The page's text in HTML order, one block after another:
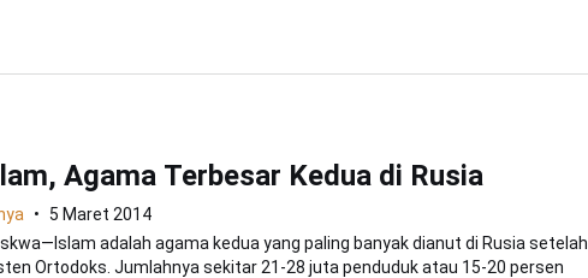
Agama Terbesar Kedua di Rusia
5 Maret 2014
adalah agama kedua yang paling banyak dianut di Rusia setelah
Ortodoks. Jumlahnya sekitar 21-28 juta penduduk atau 15-20 persen